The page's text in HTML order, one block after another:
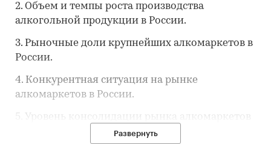
2. Объем и темпы роста производства
алкогольной продукции в России.
3. Рыночные доли крупнейших алкомаркетов в
России.
4. Конкурентная ситуация на рынке
алкомаркетов в России.
5. Уровень консолидации рынка алкомаркетов
Развернуть